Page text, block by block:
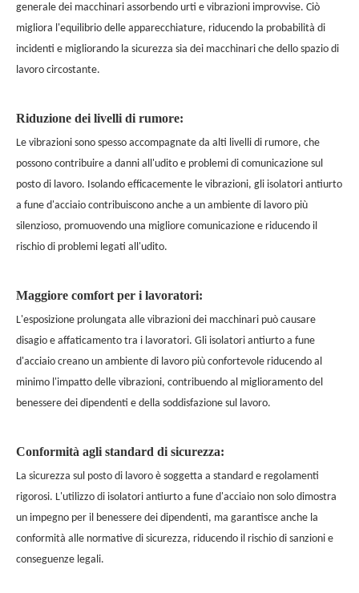
generale dei macchinari assorbendo urti e vibrazioni improvvise. Ciò
migliora l'equilibrio delle apparecchiature, riducendo la probabilità di
incidenti e migliorando la sicurezza sia dei macchinari che dello spazio di
lavoro circostante.
Riduzione dei livelli di rumore:
Le vibrazioni sono spesso accompagnate da alti livelli di rumore, che
possono contribuire a danni all'udito e problemi di comunicazione sul
posto di lavoro. Isolando efficacemente le vibrazioni, gli isolatori antiurto
a fune d'acciaio contribuiscono anche a un ambiente di lavoro più
silenzioso, promuovendo una migliore comunicazione e riducendo il
rischio di problemi legati all'udito.
Maggiore comfort per i lavoratori:
L'esposizione prolungata alle vibrazioni dei macchinari può causare
disagio e affaticamento tra i lavoratori. Gli isolatori antiurto a fune
d'acciaio creano un ambiente di lavoro più confortevole riducendo al
minimo l'impatto delle vibrazioni, contribuendo al miglioramento del
benessere dei dipendenti e della soddisfazione sul lavoro.
Conformità agli standard di sicurezza:
La sicurezza sul posto di lavoro è soggetta a standard e regolamenti
rigorosi. L'utilizzo di isolatori antiurto a fune d'acciaio non solo dimostra
un impegno per il benessere dei dipendenti, ma garantisce anche la
conformità alle normative di sicurezza, riducendo il rischio di sanzioni e
conseguenze legali.